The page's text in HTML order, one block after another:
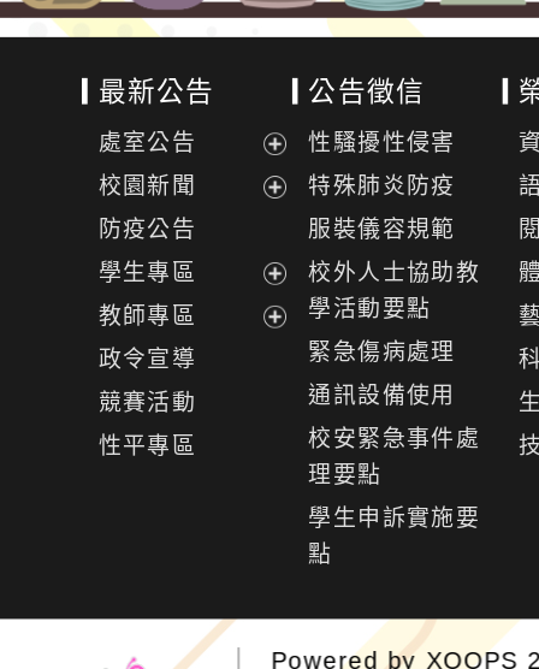
最新公告
處室公告
展
單
校園新聞
選
單
防疫公告
學生專區
展
教師專區
政令宣導
競賽活動
性平專區
公告徵信
性騷擾性侵害
特殊肺炎防疫
服裝儀容規範
校外人士協助教
學活動要點
緊急傷病處理
通訊設備使用
校安緊急事件處
理要點
學生申訴實施要
點
Powered by XOOPS